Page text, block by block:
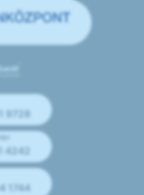
9728
4242
1744